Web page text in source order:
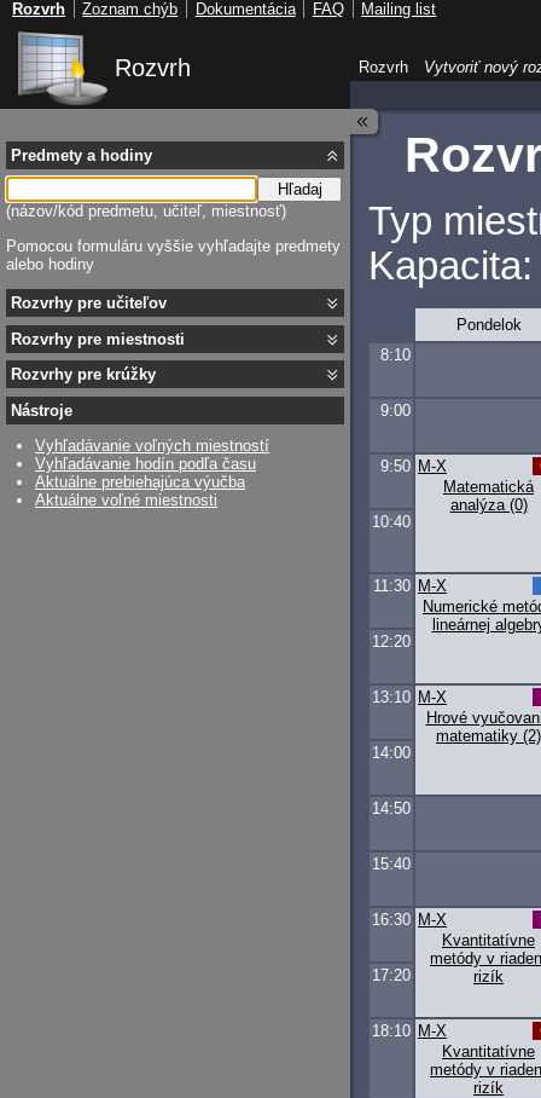
Rozvrh
Typ
Pondelok
8:10
9:00
9:50
Matematická
analýza (0)
M-X
10:40
11:30
Numerické
lineárnej
M-X
12:20
13:10
Hrové
matematiky (2)
M-X
14:00
14:50
15:40
16:30
Kvantitatívne
metódy v
rizík
M-X
17:20
18:10
Kvantitatívne
metódy v
rizík
M-X
Predmety a hodiny
Hľadaj
(názov/kód predmetu, učiteľ, miestnosť)
Pomocou formuláru vyššie vyhľadajte predmety
alebo hodiny
Rozvrhy pre učiteľov
Rozvrhy pre miestnosti
Rozvrhy pre krúžky
Nástroje
Vyhľadávanie voľných miestností
Vyhľadávanie hodín podľa času
Aktuálne prebiehajúca výučba
Aktuálne voľné miestnosti
Rozvrh Vytvoriť nový
Rozvrh Zoznam chýb Dokumentácia FAQ Mailing list